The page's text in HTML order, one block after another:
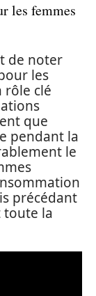
les femmes
de noter
les
rôle clé
que
pendant la
le
précédant
toute la